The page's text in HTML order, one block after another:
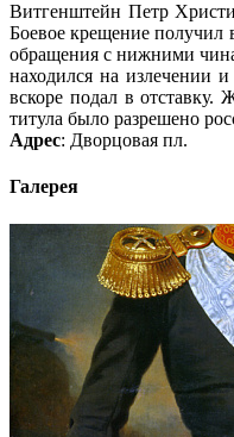
Витгенштейн Петр
Боевое крещение
обращения с нижними
находился на излечении
вскоре подал в
титула было разрешено
Адрес: Дворцовая пл.
Галерея